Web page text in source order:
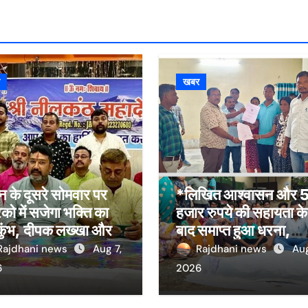
के दूसरे सोमवार पर
में सजेगा भक्ति का
दीपक लख्खा और
सिंह राजपूत की भजन
होगी आकर्षण
news
Aug 7,
खबर
*लिखित आश्वासन और
हजार रुपये की सहायता के
बाद समाप्त हुआ धरना,
बिजली मिस्त्री रवि
की मौत पर मुआवजा व
की मांग*
Rajdhani news
2026